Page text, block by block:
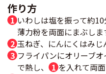
作り方
いわしは塩を振って約
薄力粉を両面にまぶしま
玉ねぎ、にんにくはみじ
フライパンにオリーブ
で熱し、
1 を入れて両面